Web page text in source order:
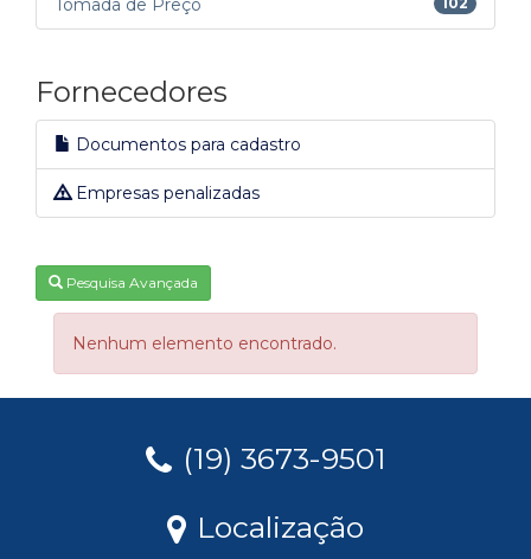
Tomada de Preço
Fornecedores
Documentos para cadastro
Empresas penalizadas
Pesquisa Avançada
Nenhum elemento encontrado.
(19) 3673-9501
Localização